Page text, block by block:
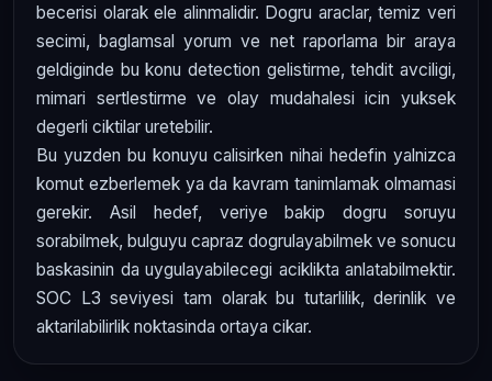
becerisi olarak ele alinmalidir. Dogru araclar, temiz veri
secimi, baglamsal yorum ve net raporlama bir araya
geldiginde bu konu detection gelistirme, tehdit avciligi,
mimari sertlestirme ve olay mudahalesi icin yuksek
degerli ciktilar uretebilir.
Bu yuzden bu konuyu calisirken nihai hedefin yalnizca
komut ezberlemek ya da kavram tanimlamak olmamasi
gerekir. Asil hedef, veriye bakip dogru soruyu
sorabilmek, bulguyu capraz dogrulayabilmek ve sonucu
baskasinin da uygulayabilecegi aciklikta anlatabilmektir.
SOC L3 seviyesi tam olarak bu tutarlilik, derinlik ve
aktarilabilirlik noktasinda ortaya cikar.